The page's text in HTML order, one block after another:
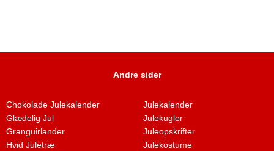
Andre sider
Chokolade Julekalender
Glædelig Jul
Granguirlander
Hvid Juletræ
Julekalender
Julekugler
Juleopskrifter
Julekostume